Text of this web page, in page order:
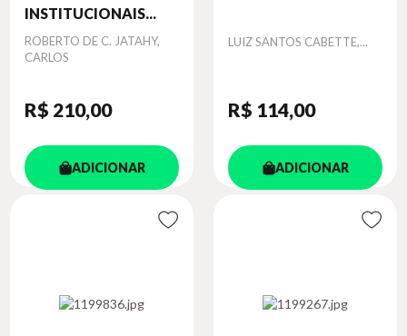
INSTITUCIONAIS...
Autor
ROBERTO DE C. JATAHY,
CARLOS
R$ 210,00
ADICIONAR
Autor
LUIZ SANTOS CABETTE,...
R$ 114,00
ADICIONAR